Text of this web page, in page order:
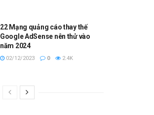
22 Mạng quảng cáo thay thế
Google AdSense nên thử vào
năm 2024
02/12/2023 0 2.4K